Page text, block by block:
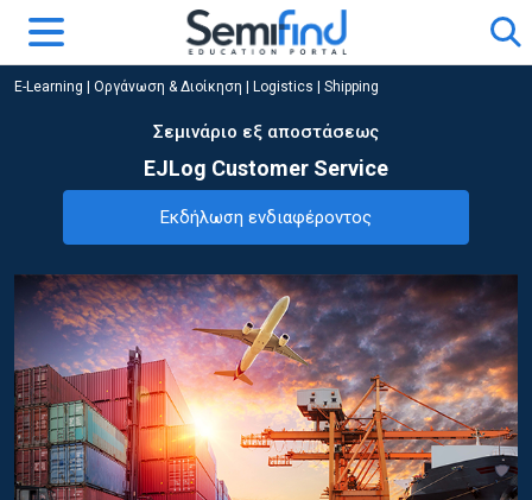
E-Learning Οργάνωση & Διοίκηση Logistics | Shipping
Σεμινάριο εξ αποστάσεως
EJLog Customer Service
Εκδήλωση ενδιαφέροντος